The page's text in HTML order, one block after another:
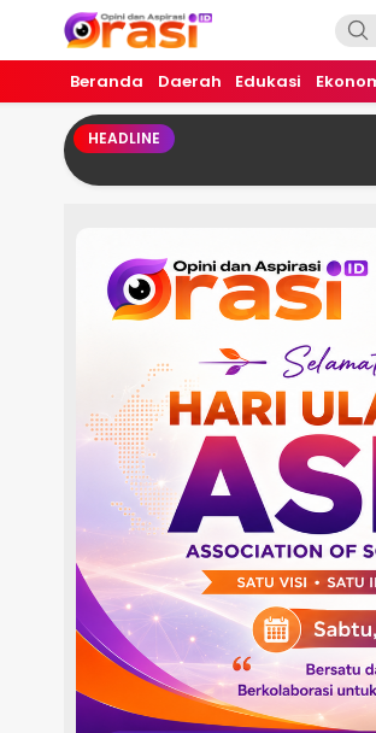
Orasi.ID
Opini dan Aspirasi!
Beranda Daerah Edukasi
HEADLINE